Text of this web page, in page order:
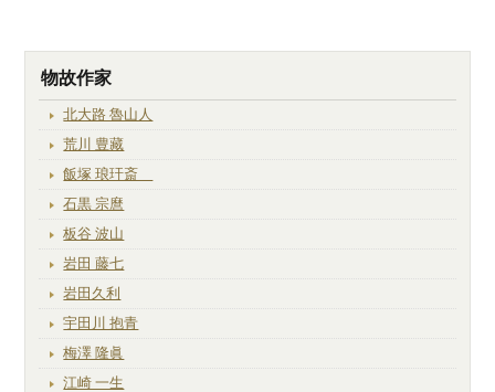
物故作家
北大路 魯山人
荒川 豊藏
飯塚 琅玕斎
石黒 宗麿
板谷 波山
岩田 藤七
岩田久利
宇田川 抱青
梅澤 隆眞
江崎 一生